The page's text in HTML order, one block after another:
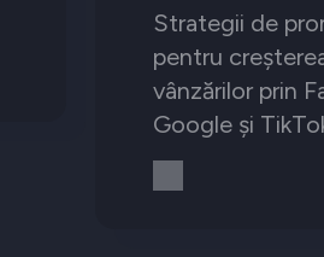
Strategii de
pentru
vânzărilor prin
Google și